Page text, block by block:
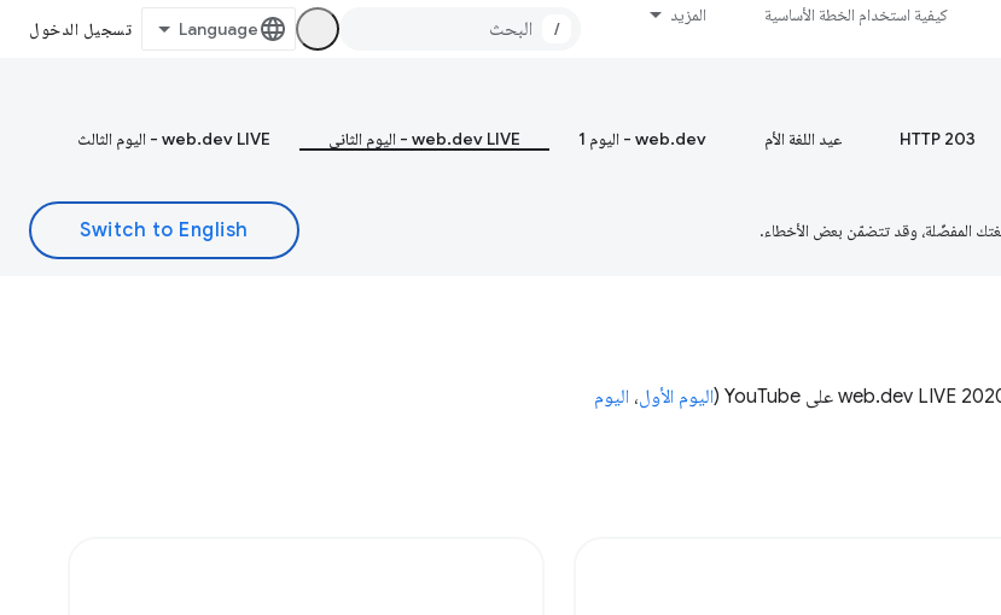
كيفية استخدام الخطة الأساسية المزيد
/ تسجيل الدخول
HTTP 203 عيد اللغة الأم web.dev - اليوم 1 web.dev LIVE - اليوم الثاني web.dev LIVE - اليوم الثالث
اليوم الأول، اليوم